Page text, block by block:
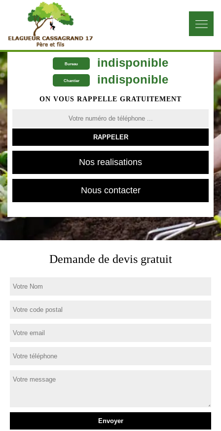
Bureau indisponible
Chantier indisponible
ON VOUS RAPPELLE GRATUITEMENT
Nos realisations
Nous contacter
Demande de devis gratuit